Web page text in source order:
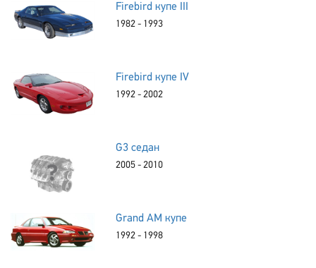
Firebird купе III
1982 - 1993
Firebird купе IV
1992 - 2002
G3 седан
2005 - 2010
Grand AM купе
1992 - 1998